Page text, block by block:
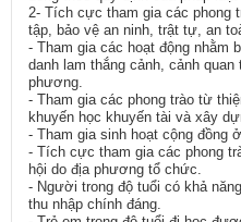
2- Tích cực tham gia các phong
tập, bảo vệ an ninh, trật tự, an
- Tham gia các hoạt động nhằm
danh lam thắng cảnh, cảnh
phương.
- Tham gia các phong trào từ
khuyến học khuyến tài và xây
- Tham gia sinh hoạt cộng đồng
- Tích cực tham gia các phong
hội do địa phương tổ chức.
- Người trong độ tuổi có khả
thu nhập chính đáng.